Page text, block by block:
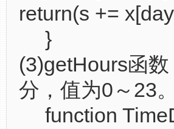
return(s +=
}
(3)getHours函数
分，值为0～23。
function